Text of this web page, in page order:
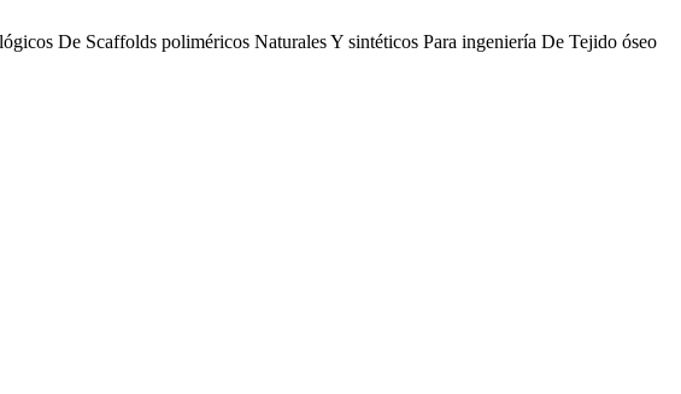
De Scaffolds poliméricos Naturales Y sintéticos Para ingeniería De Tejido óseo